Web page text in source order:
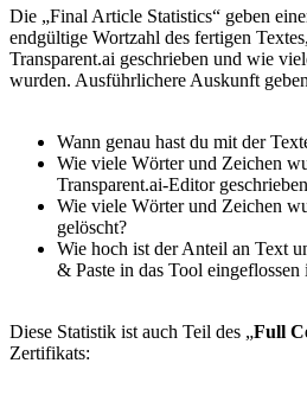
Die „Final Article Statistics“ geben
endgültige Wortzahl des fertigen
Transparent.ai geschrieben und wie
wurden. Ausführlichere Auskunft
Wann genau hast du mit der
Wie viele Wörter und Zeichen
Transparent.ai-Editor
Wie viele Wörter und Zeichen
gelöscht?
Wie hoch ist der Anteil an Text
& Paste in das Tool eingeflossen
Diese Statistik ist auch Teil des „Full
Zertifikats: